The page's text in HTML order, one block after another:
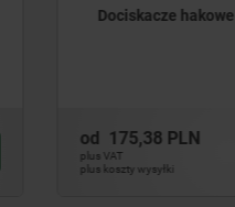
Dociskacze hakowe
od 175,38 PLN
plus VAT
plus koszty wysyłki